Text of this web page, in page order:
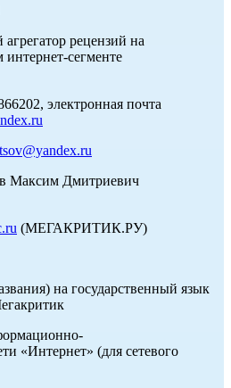
рецензий на
сегменте
электронная почта
Максим Дмитриевич
(МЕГАКРИТИК.РУ)
на государственный язык
«Интернет» (для сетевого